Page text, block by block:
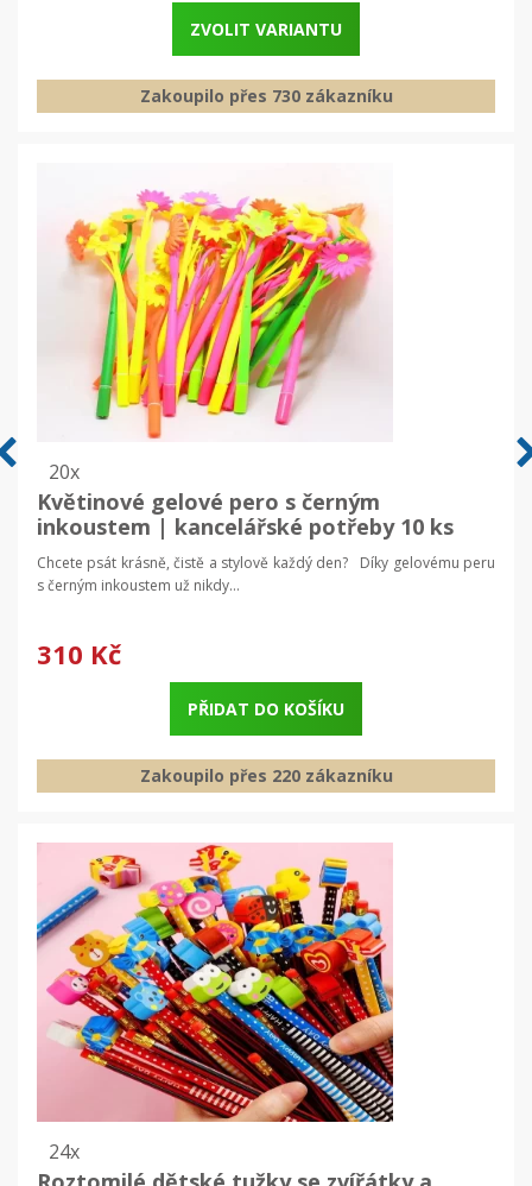
ZVOLIT VARIANTU
Zakoupilo přes 730 zákazníku
20x
Květinové gelové pero s černým
inkoustem | kancelářské potřeby 10 ks
Chcete psát krásně, čistě a stylově každý den? Díky gelovému peru
s černým inkoustem už nikdy...
310 Kč
PŘIDAT DO KOŠÍKU
Zakoupilo přes 220 zákazníku
24x